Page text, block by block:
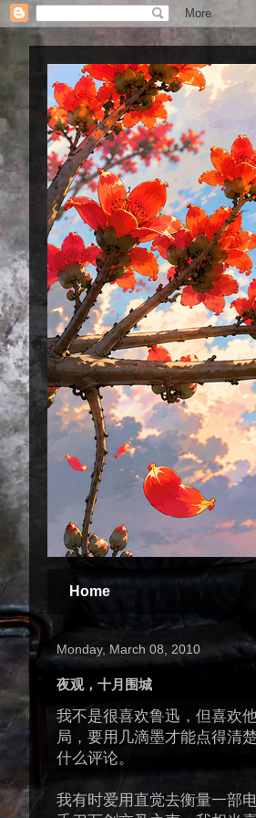
Home
Monday, March 08, 2010
夜观，十月围城
我不是很喜欢鲁迅，但喜欢
局，要用几滴墨才能点得清
什么评论。
我有时爱用直觉去衡量一部